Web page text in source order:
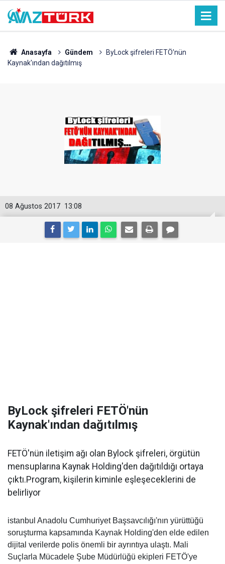
Anasayfa Gündem
ByLock şifreleri FETÖ'nün
Kaynak'ından dağıtılmış
13:08
08 Ağustos 2017
ByLock şifreleri FETÖ'nün
Kaynak'ından dağıtılmış
FETÖ'nün iletişim ağı olan Bylock şifreleri, örgütün
mensuplarına Kaynak Holding'den dağıtıldığı ortaya
çıktı.Program, kişilerin kiminle eşleşeceklerini de
belirliyor
istanbul Anadolu Cumhuriyet Başsavcılığı'nın yürüttüğü
soruşturma kapsamında Kaynak Holding'den elde edilen
dijital verilerde polis önemli bir ayrıntıya ulaştı. Mali
Suçlarla Mücadele Şube Müdürlüğü ekipleri FETÖ'ye